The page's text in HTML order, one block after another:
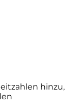
hinzu,